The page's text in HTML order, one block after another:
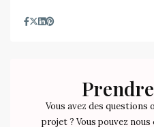
Vous avez des questions
projet ? Vous pouvez